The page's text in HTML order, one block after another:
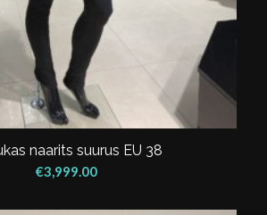
naarits suurus EU 38
€3,999.00